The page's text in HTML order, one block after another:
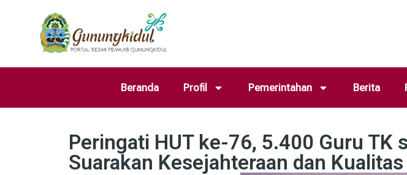
Beranda Profil Pemerintahan Berita
Peringati HUT ke-76, 5.400 Guru TK
Suarakan Kesejahteraan dan